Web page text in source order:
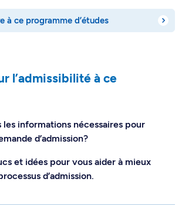
à ce programme d’études
l’admissibilité à ce
informations nécessaires pour
d’admission?
et idées pour vous aider à mieux
d’admission.